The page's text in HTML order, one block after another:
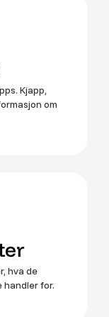
Kjapp,
om
hva de
handler for.